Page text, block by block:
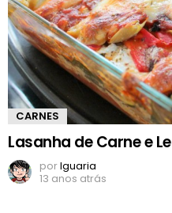
CARNES
Lasanha de Carne e
porIguaria
13 anos atrás